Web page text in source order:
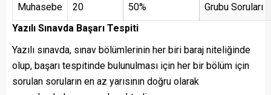
50%
Grubu Soruları
Muhasebe
20
Yazılı Sınavda Başarı Tespiti
Yazılı sınavda, sınav bölümlerinin her biri baraj niteliğinde
olup, başarı tespitinde bulunulması için her bir bölüm için
sorulan soruların en az yarısının doğru olarak